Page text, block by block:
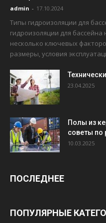
admin - 17.10.2024
Типы гидроизоляции для
гидроизоляции для
несколько ключевых
размеры, условия
23.04.2025
Полы из
советы по
10.03.2025
ПОСЛЕДНЕЕ
ПОПУЛЯРНЫЕ